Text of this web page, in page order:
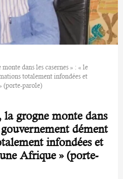
dans les casernes » : « le
totalement infondées et
(porte-parole)
grogne monte dans
gouvernement dément
infondées et
Afrique » (porte-